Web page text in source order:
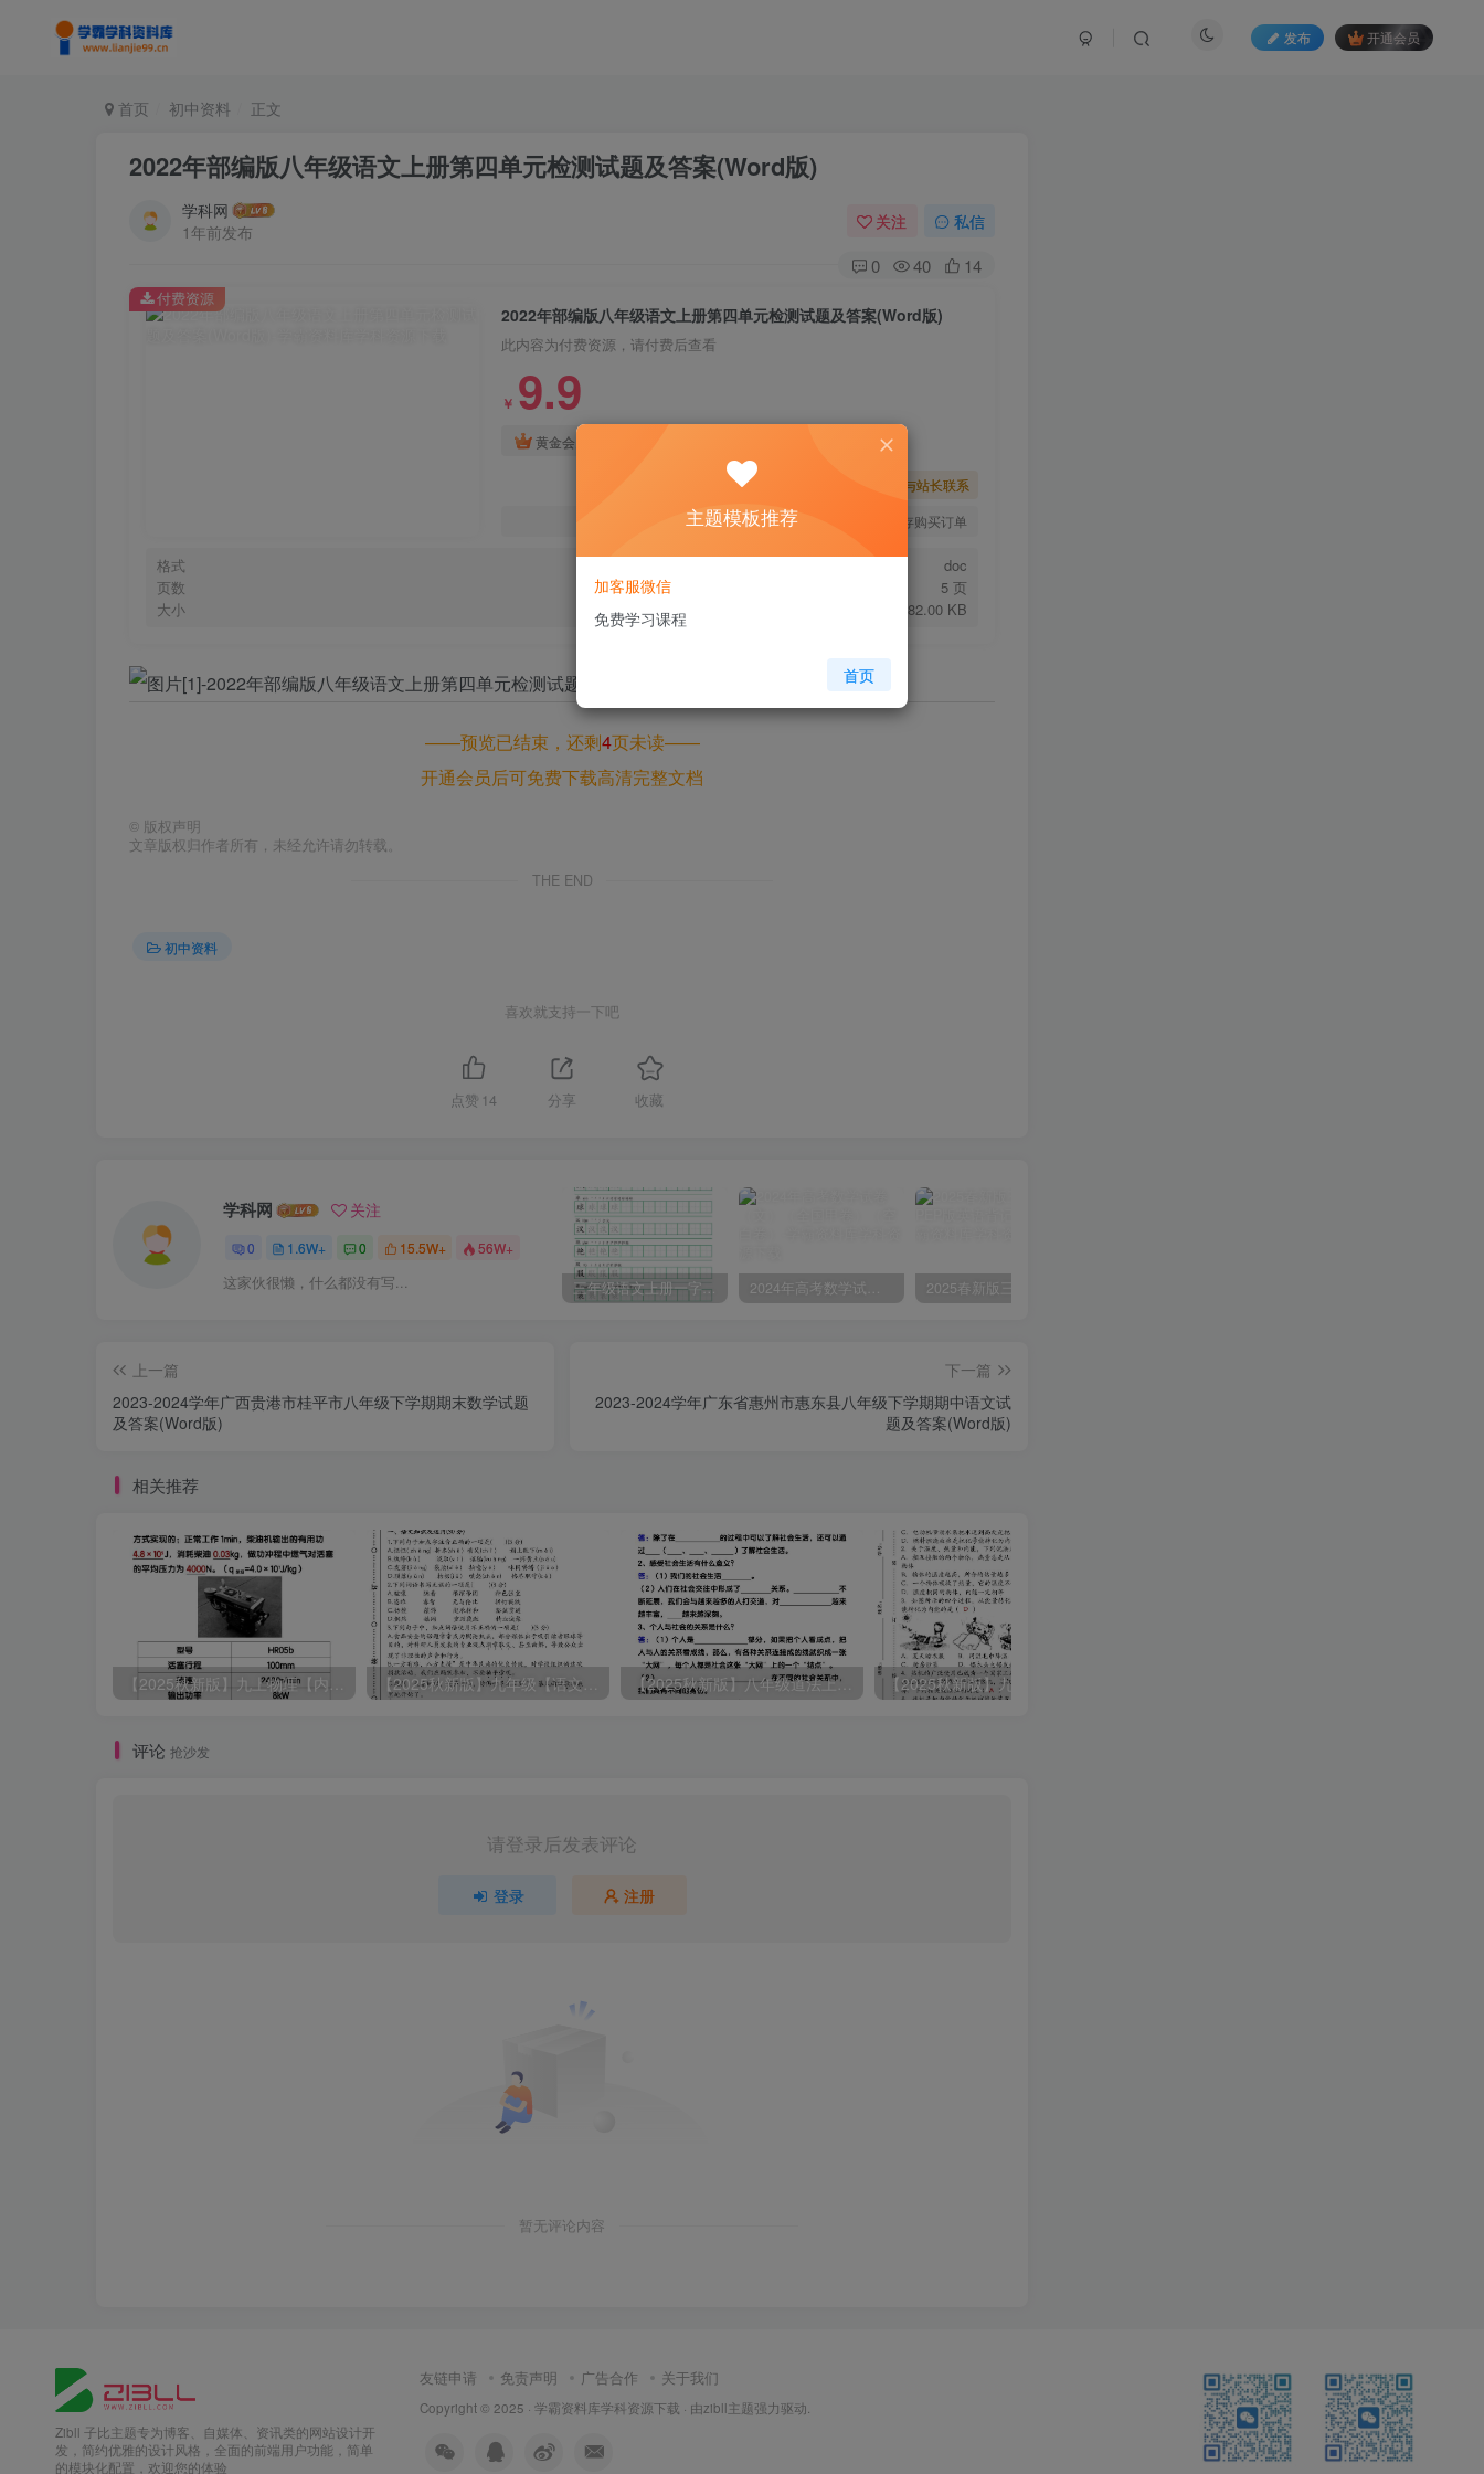
发布 开通会员
首页 初中资料 正文
2022年部编版八年级语文上册第四单元检测试题及答案(Word版)
学科网
1年前发布
关注 私信
0 40 14
2022年部编版八年级语文上册第四单元检测试题及答案(Word版)
此内容为付费资源，请付费后查看
￥ 9.9
黄金会员
暂时无法购买，请与站长联系
您当前未登录！建议登陆后购买，可保存购买订单
格式
doc
页数
5 页
大小
582.00 KB
付费资源
——预览已结束，还剩4页未读——
开通会员后可免费下载高清完整文档
© 版权声明
文章版权归作者所有，未经允许请勿转载。
THE END
初中资料
喜欢就支持一下吧
点赞 14 分享 收藏
学科网 关注
0 1.6W+ 0 15.5W+ 56W+
这家伙很懒，什么都没有写... 三年级语文上册一字三描红写字表字帖 2024年高考数学试卷（文）（全国甲卷）（空白卷）
上一篇
2023-2024学年广西贵港市桂平市八年级下学期期末数学试题
及答案(Word版)
下一篇
2023-2024学年广东省惠州市惠东县八年级下学期期中语文试
题及答案(Word版)
相关推荐
【2025秋新版】八年级道法上册期末冲刺22天计划全册考点整理
评论 抢沙发
请登录后发表评论
登录 注册
暂无评论内容
Zibll 子比主题专为博客、自媒体、资讯类的网站设计开
发，简约优雅的设计风格，全面的前端用户功能，简单
的模块化配置，欢迎您的体验
友链申请 免责声明 广告合作 关于我们
Copyright © 2025 · 学霸资料库学科资源下载 · 由zibll主题强力驱动.
主题模板推荐
加客服微信
免费学习课程
首页